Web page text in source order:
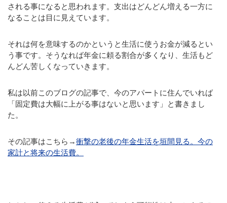
される事になると思われます。支出はどんどん増える一方に
なることは目に見えています。
それは何を意味するのかというと生活に使うお金が減るとい
う事です。そうなれば年金に頼る割合が多くなり、生活もど
んどん苦しくなっていきます。
私は以前このブログの記事で、今のアパートに住んでいれば
「固定費は大幅に上がる事はないと思います」と書きまし
た。
その記事はこちら→衝撃の老後の年金生活を垣間見る。今の
家計と将来の生活費。